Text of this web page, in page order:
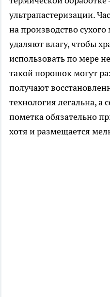
ультрапастеризации.
на производство
удаляют влагу, чтобы
использовать по мере
такой порошок могут
получают
технология легальна, а
пометка обязательно
хотя и размещается